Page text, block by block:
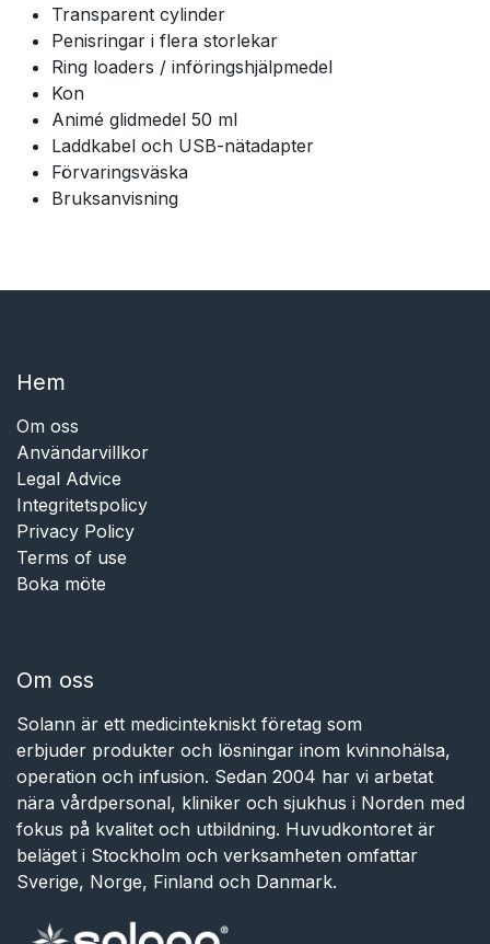
Transparent cylinder
Penisringar i flera storlekar
Ring loaders / införingshjälpmedel
Kon
Animé glidmedel 50 ml
Laddkabel och USB-nätadapter
Förvaringsväska
Bruksanvisning
Hem​​
Om oss
Användarvillkor
Legal Advice
Integritetspolicy
Privacy Policy
Terms of use
Boka möte
Om oss
Solann är ett medicintekniskt företag som
erbjuder produkter och lösningar inom kvinnohälsa,
operation och infusion. Sedan 2004 har vi arbetat
nära vårdpersonal, kliniker och sjukhus i Norden med
fokus på kvalitet och utbildning. Huvudkontoret är
beläget i Stockholm och verksamheten omfattar
Sverige, Norge, Finland och Danmark.